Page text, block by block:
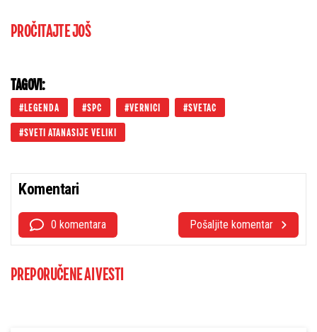
PROČITAJTE JOŠ
TAGOVI:
LEGENDA SPC VERNICI SVETAC
SVETI ATANASIJE VELIKI
Komentari
0 komentara Pošaljite komentar
PREPORUČENE AI VESTI